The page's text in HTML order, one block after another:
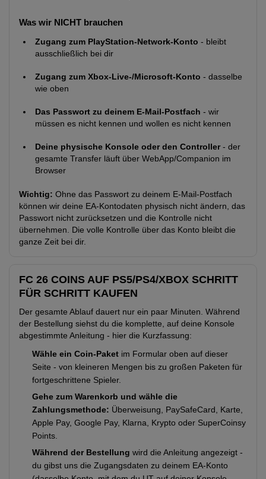
Was wir NICHT brauchen
Zugang zum PlayStation-Network-Konto - bleibt
ausschließlich bei dir
Zugang zum Xbox-Live-/Microsoft-Konto - dasselbe
wie oben
Das Passwort zu deinem E-Mail-Postfach - wir
müssen es nicht kennen und wollen es nicht kennen
Deine physische Konsole oder den Controller- der
gesamte Transfer läuft über WebApp/Companion im
Browser
Wichtig: Ohne das Passwort zu deinem E-Mail-Postfach
können wir deine EA-Kontodaten physisch nicht ändern, das
Passwort nicht zurücksetzen und die Kontrolle nicht
übernehmen. Die volle Kontrolle über das Konto bleibt die
ganze Zeit bei dir.
FC 26 COINS AUF PS5/PS4/XBOX SCHRITT
FÜR SCHRITT KAUFEN
Der gesamte Ablauf dauert nur ein paar Minuten. Während
der Bestellung siehst du die komplette, auf deine Konsole
abgestimmte Anleitung - hier die Kurzfassung:
Wähle ein Coin-Paket im Formular oben auf dieser
Seite - von kleineren Mengen bis zu großen Paketen für
fortgeschrittene Spieler.
Gehe zum Warenkorb und wähle die
Zahlungsmethode: Überweisung, PaySafeCard, Karte,
Apple Pay, Google Pay, Klarna, Krypto oder SuperCoinsy
Points.
Während der Bestellung wird die Anleitung angezeigt -
du gibst uns die Zugangsdaten zu deinem EA-Konto